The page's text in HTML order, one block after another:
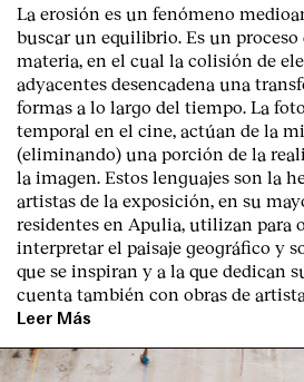
La erosión es un fenómeno
buscar un equilibrio. Es un
materia, en el cual la colisión de
adyacentes desencadena una
formas a lo largo del tiempo. La
temporal en el cine, actúan de la
(eliminando) una porción de la
la imagen. Estos lenguajes son la
artistas de la exposición, en su
residentes en Apulia, utilizan para
interpretar el paisaje geográfico y
que se inspiran y a la que dedican
cuenta también con obras de
Leer Más